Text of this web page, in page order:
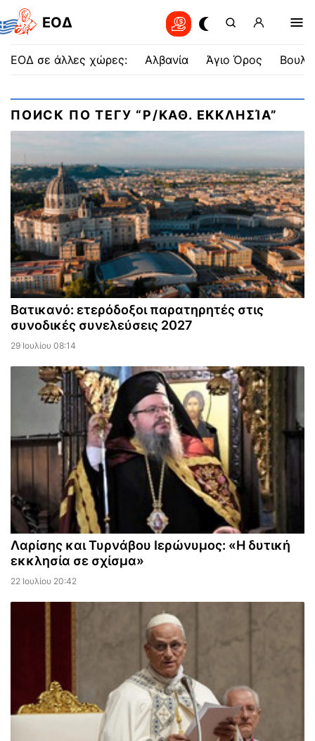
EOΔ
ΕΟΔ σε άλλες χώρες: Αλβανία Άγιο Όρος
ПОИСК ПО ТЕГУ “Ρ/ΚΑΘ. ΕΚΚΛΗΣΊΑ”
Βατικανό: ετερόδοξοι παρατηρητές στις
συνοδικές συνελεύσεις 2027
29 Ιουλίου 08:14
Λαρίσης και Τυρνάβου Ιερώνυμος: «Η δυτική
εκκλησία σε σχίσμα»
22 Ιουλίου 20:42